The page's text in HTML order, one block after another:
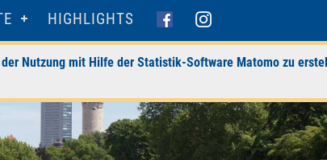
HIGHLIGHTS
Nutzung mit Hilfe der Statistik-Software Matomo zu